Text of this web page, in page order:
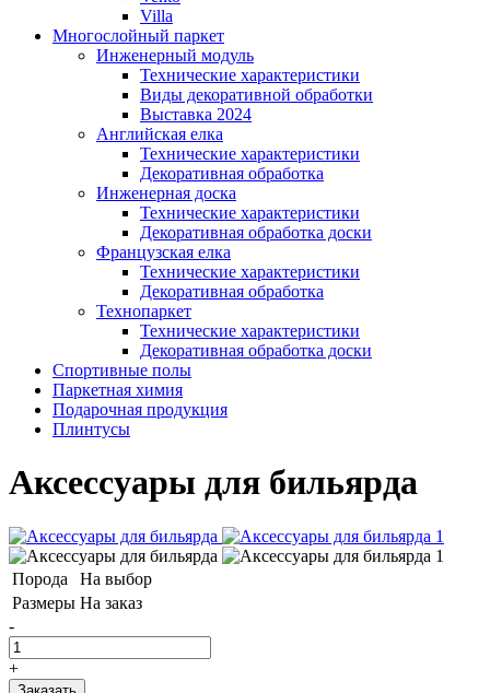
Villa
Многослойный паркет
Инженерный модуль
Технические характеристики
Виды декоративной обработки
Выставка 2024
Английская елка
Технические характеристики
Декоративная обработка
Инженерная доска
Технические характеристики
Декоративная обработка доски
Французская елка
Технические характеристики
Декоративная обработка
Технопаркет
Технические характеристики
Декоративная обработка доски
Спортивные полы
Паркетная химия
Подарочная продукция
Плинтусы
Аксессуары для бильярда
Порода
На выбор
Размеры На заказ
-
+